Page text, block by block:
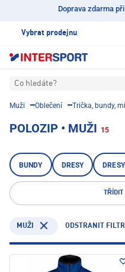
Doprava zdarma
Vybrat prodejnu
Co hledáte?
Muži Oblečení Trička, bundy,
POLOZIP • MUŽI 15
BUNDY DRESY
TŘÍDIT
MUŽI ODSTRANIT FILTR